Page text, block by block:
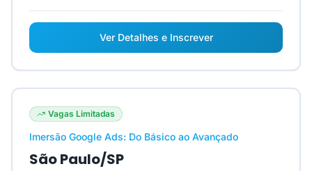
Ver Detalhes e Inscrever
Vagas Limitadas
Imersão Google Ads: Do Básico ao Avançado
São Paulo/SP